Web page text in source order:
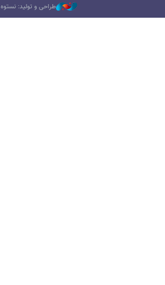
طراحی و تولید: نستوه